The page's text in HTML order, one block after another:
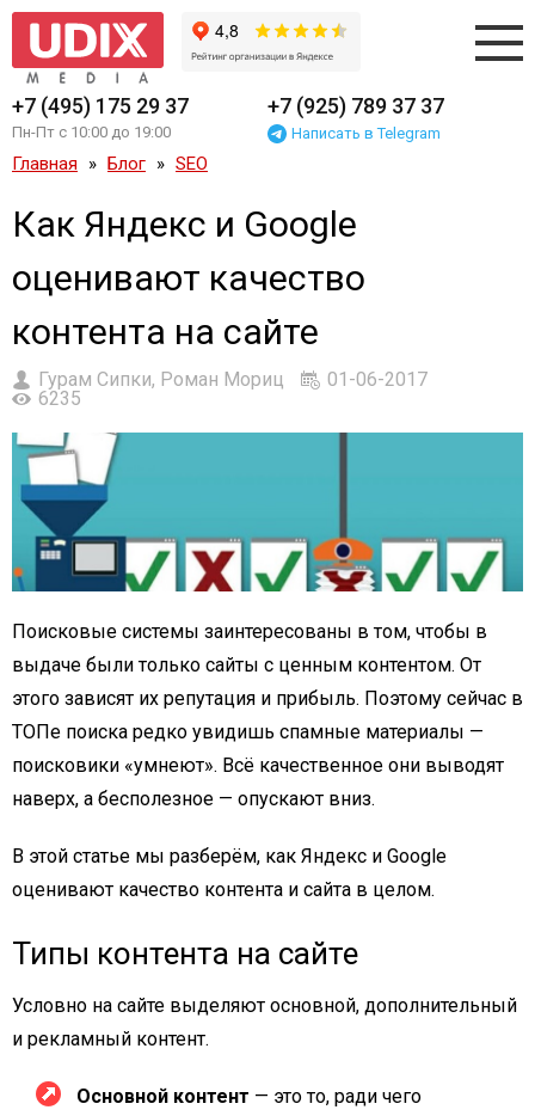
+7 (495) 175 29 37
Пн-Пт с 10:00 до 19:00
+7 (925) 789 37 37
Написать в Telegram
Главная Блог SEO
Как Яндекс и Google
оценивают качество
контента на сайте
Гурам Сипки, Роман Мориц
01-06-2017
6235
Поисковые системы заинтересованы в том, чтобы в
выдаче были только сайты с ценным контентом. От
этого зависят их репутация и прибыль. Поэтому сейчас в
ТОПе поиска редко увидишь спамные материалы —
поисковики «умнеют». Всё качественное они выводят
наверх, а бесполезное — опускают вниз.
В этой статье мы разберём, как Яндекс и Google
оценивают качество контента и сайта в целом.
Типы контента на сайте
Условно на сайте выделяют основной, дополнительный
и рекламный контент.
Основной контент — это то, ради чего